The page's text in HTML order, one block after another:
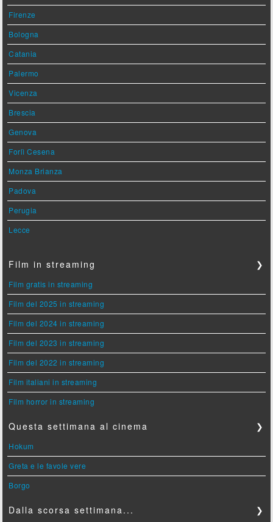
Firenze
Bologna
Catania
Palermo
Vicenza
Brescia
Genova
Forlì Cesena
Monza Brianza
Padova
Perugia
Lecce
Film in streaming ❯
Film gratis in streaming
Film del 2025 in streaming
Film del 2024 in streaming
Film del 2023 in streaming
Film del 2022 in streaming
Film italiani in streaming
Film horror in streaming
Questa settimana al cinema ❯
Hokum
Greta e le favole vere
Borgo
Dalla scorsa settimana... ❯